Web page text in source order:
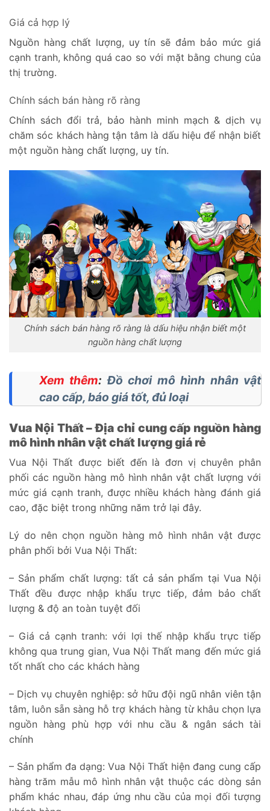
Giá cả hợp lý
Nguồn hàng chất lượng, uy tín sẽ đảm bảo mức giá
cạnh tranh, không quá cao so với mặt bằng chung của
thị trường.
Chính sách bán hàng rõ ràng
Chính sách đổi trả, bảo hành minh mạch & dịch vụ
chăm sóc khách hàng tận tâm là dấu hiệu để nhận biết
một nguồn hàng chất lượng, uy tín.
Chính sách bán hàng rõ ràng là dấu hiệu nhận biết một
nguồn hàng chất lượng
Xem thêm:Đồ chơi mô hình nhân vật
cao cấp, báo giá tốt, đủ loại
Vua Nội Thất – Địa chỉ cung cấp nguồn hàng
mô hình nhân vật chất lượng giá rẻ
Vua Nội Thất được biết đến là đơn vị chuyên phân
phối các nguồn hàng mô hình nhân vật chất lượng với
mức giá cạnh tranh, được nhiều khách hàng đánh giá
cao, đặc biệt trong những năm trở lại đây.
Lý do nên chọn nguồn hàng mô hình nhân vật được
phân phối bởi Vua Nội Thất:
– Sản phẩm chất lượng: tất cả sản phẩm tại Vua Nội
Thất đều được nhập khẩu trực tiếp, đảm bảo chất
lượng & độ an toàn tuyệt đối
– Giá cả cạnh tranh: với lợi thế nhập khẩu trực tiếp
không qua trung gian, Vua Nội Thất mang đến mức giá
tốt nhất cho các khách hàng
– Dịch vụ chuyên nghiệp: sở hữu đội ngũ nhân viên tận
tâm, luôn sẵn sàng hỗ trợ khách hàng từ khâu chọn lựa
nguồn hàng phù hợp với nhu cầu & ngân sách tài
chính
– Sản phẩm đa dạng: Vua Nội Thất hiện đang cung cấp
hàng trăm mẫu mô hình nhân vật thuộc các dòng sản
phẩm khác nhau, đáp ứng nhu cầu của mọi đối tượng